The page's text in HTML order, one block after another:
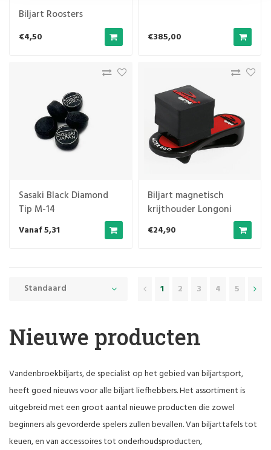
Biljart Roosters
€4,50 €385,00
Sasaki Black Diamond
Tip M-14
Vanaf 5,31
Biljart magnetisch
krijthouder Longoni
Alterego
€24,90
Standaard 1 2 3 4 5
Nieuwe producten
Vandenbroekbiljarts, de specialist op het gebied van biljartsport,
heeft goed nieuws voor alle biljart liefhebbers. Het assortiment is
uitgebreid met een groot aantal nieuwe producten die zowel
beginners als gevorderde spelers zullen bevallen. Van biljarttafels tot
keuen, en van accessoires tot onderhoudsproducten,